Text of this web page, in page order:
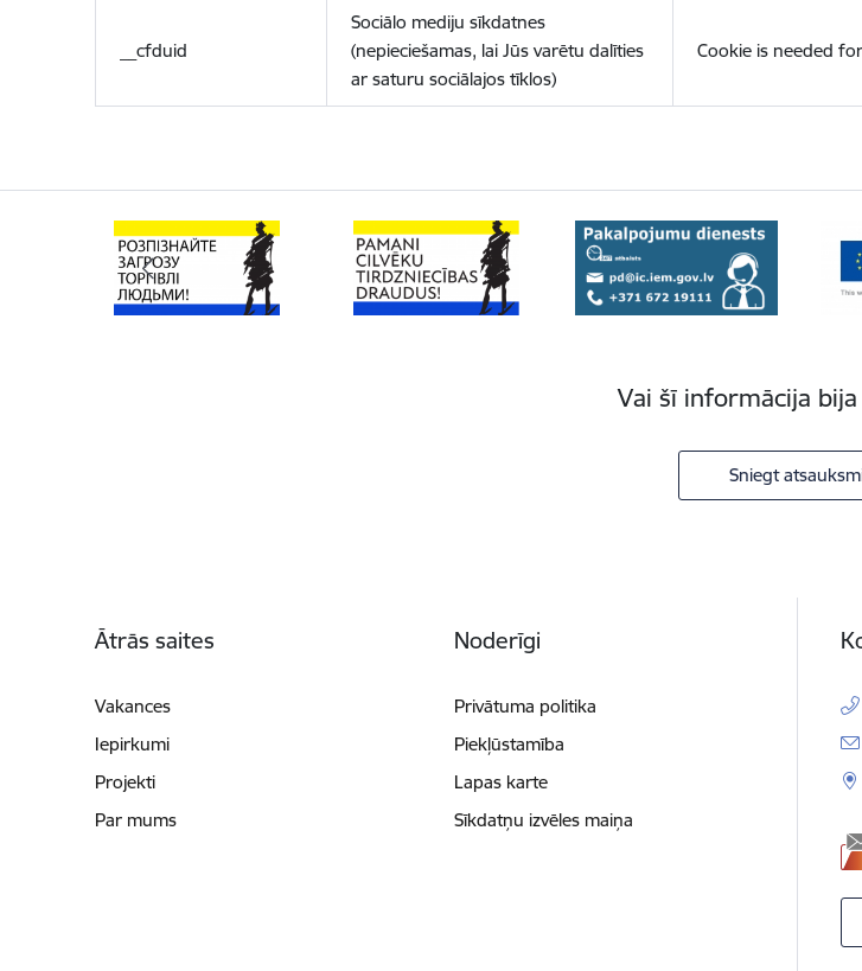
__cfduid
Sociālo mediju sīkdatnes
(nepieciešamas, lai Jūs varētu dalīties
ar saturu sociālajos tīklos)
Cookie is needed
Vai šī informācija
Sniegt
Ātrās saites
Vakances
Iepirkumi
Projekti
Par mums
Noderīgi
Privātuma politika
Piekļūstamība
Lapas karte
Sīkdatņu izvēles maiņa